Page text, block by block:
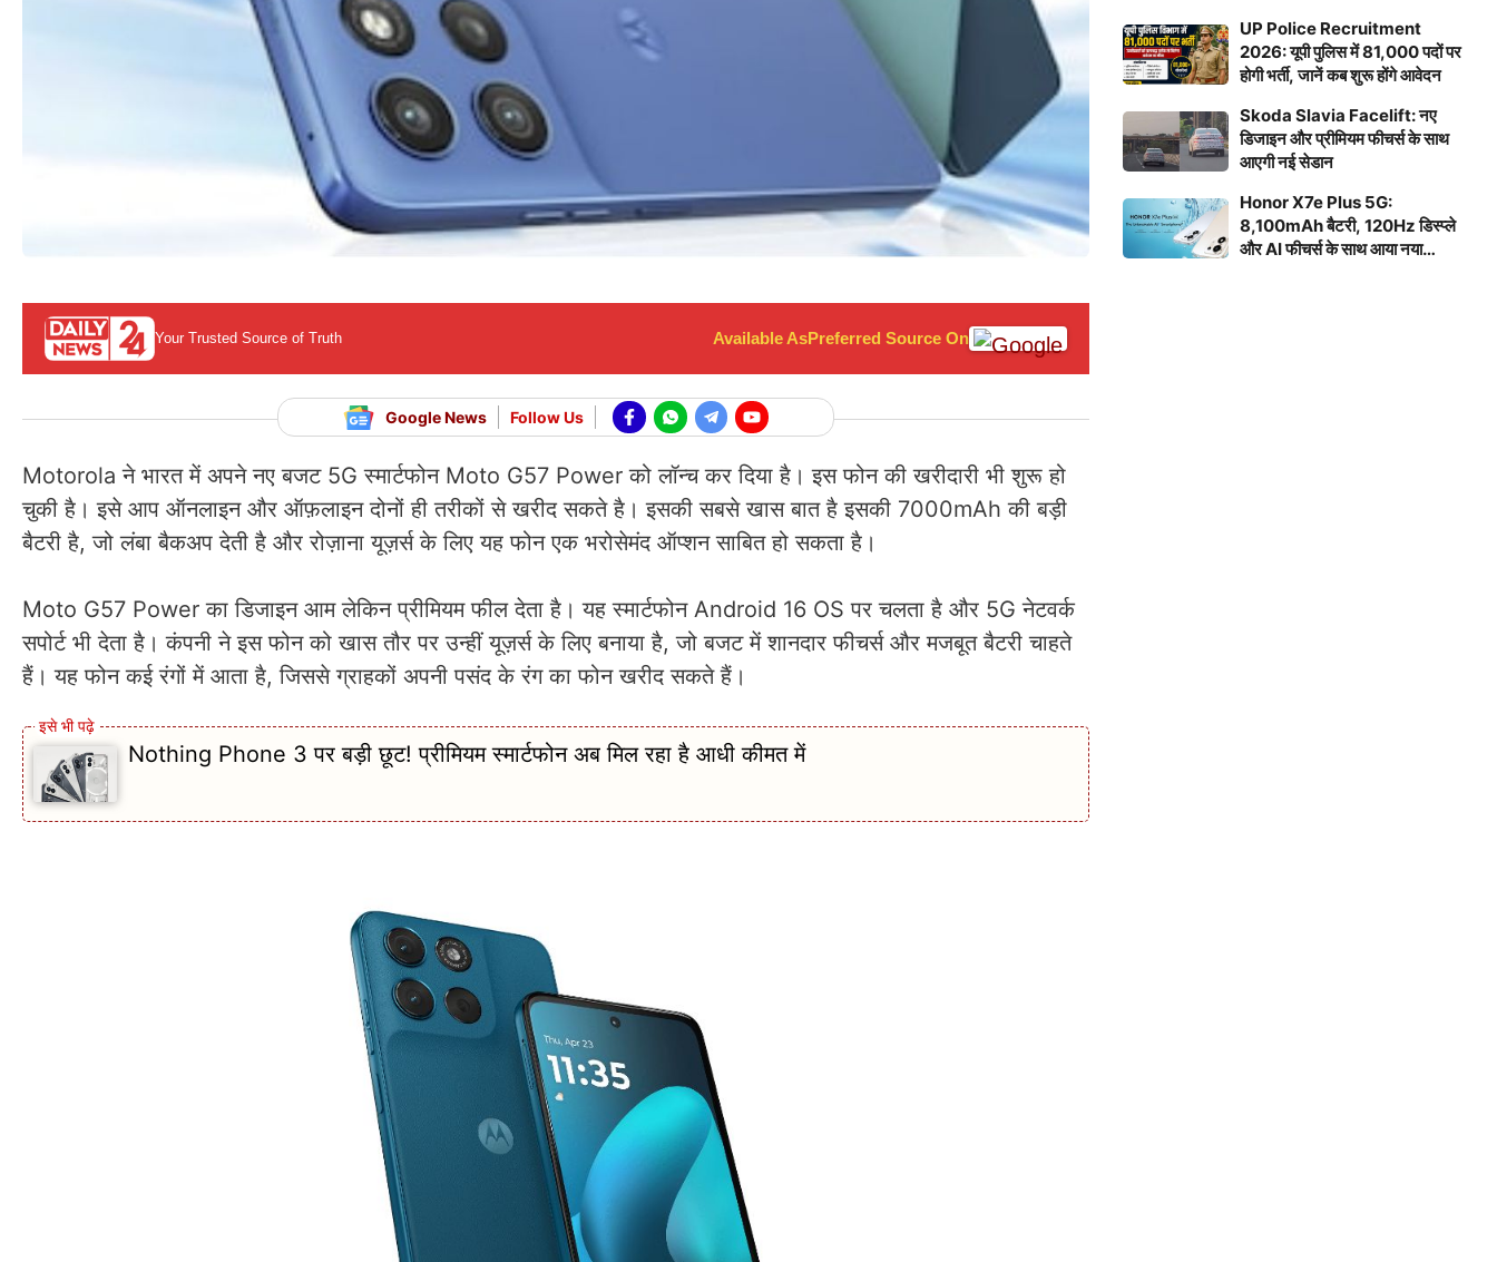
Your Trusted Source of Truth Available AsPreferred Source On
Google News Follow Us
Motorola ने भारत में अपने नए बजट 5G स्मार्टफोन Moto G57 Power को लॉन्च कर दिया है। इस फोन की खरीदारी भी शुरू हो
चुकी है। इसे आप ऑनलाइन और ऑफ़लाइन दोनों ही तरीकों से खरीद सकते है। इसकी सबसे खास बात है इसकी 7000mAh की बड़ी
बैटरी है, जो लंबा बैकअप देती है और रोज़ाना यूज़र्स के लिए यह फोन एक भरोसेमंद ऑप्शन साबित हो सकता है।
Moto G57 Power का डिजाइन आम लेकिन प्रीमियम फील देता है। यह स्मार्टफोन Android 16 OS पर चलता है और 5G नेटवर्क
सपोर्ट भी देता है। कंपनी ने इस फोन को खास तौर पर उन्हीं यूज़र्स के लिए बनाया है, जो बजट में शानदार फीचर्स और मजबूत बैटरी चाहते
हैं। यह फोन कई रंगों में आता है, जिससे ग्राहकों अपनी पसंद के रंग का फोन खरीद सकते हैं।
Nothing Phone 3 पर बड़ी छूट! प्रीमियम स्मार्टफोन अब मिल रहा है आधी कीमत में
UP Police Recruitment
2026: यूपी पुलिस में 81,000 पदों पर
होगी भर्ती, जानें कब शुरू होंगे आवेदन
Skoda Slavia Facelift: नए
डिजाइन और प्रीमियम फीचर्स के साथ
आएगी नई सेडान
Honor X7e Plus 5G:
8,100mAh बैटरी, 120Hz डिस्प्ले
और AI फीचर्स के साथ आया नया